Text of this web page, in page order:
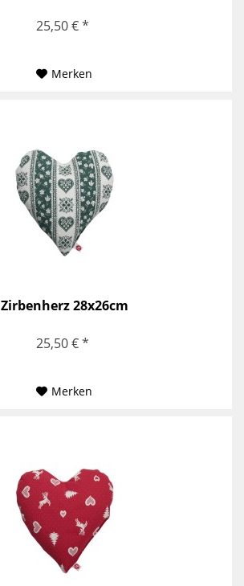
25,50 € *
Merken
Zirbenherz 28x26cm
25,50 € *
Merken